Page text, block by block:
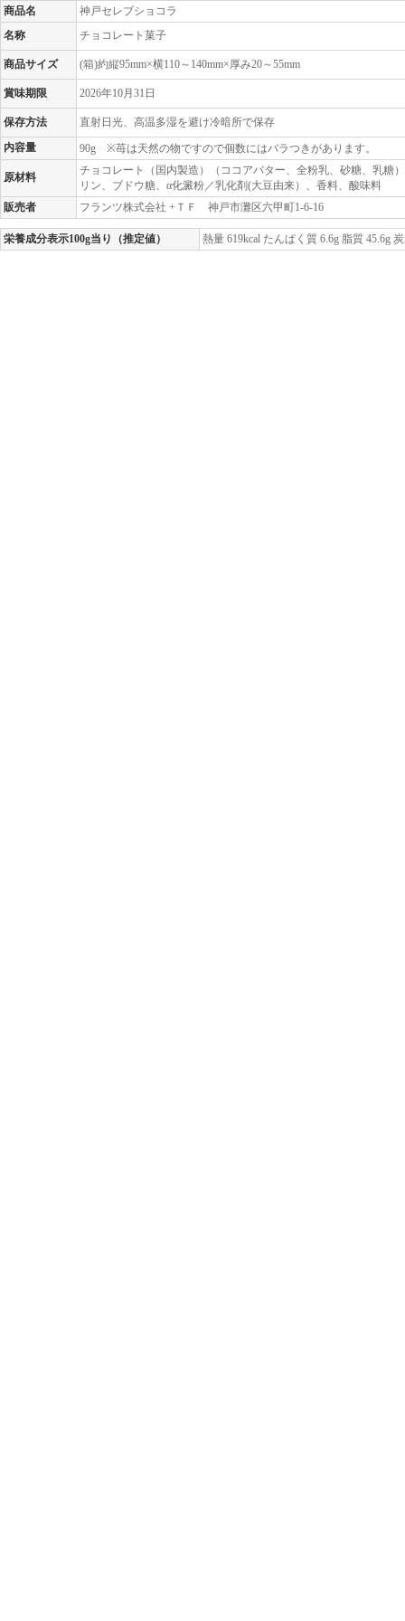
商品名
神戸セレブショコラ
名称
チョコレート菓子
商品サイズ (箱)約縦95mm×横110～140mm×厚み20～55mm
賞味期限 2026年10月31日
保存方法
直射日光、高温多湿を避け冷暗所で保存
内容量
90g ※苺は天然の物ですので個数にはバラつきがあります。
原材料
チョコレート（国内製造）（ココアバター、全粉乳、砂糖、乳糖
リン、ブドウ糖、α化澱粉／乳化剤(大豆由来）、香料、酸味料
販売者
フランツ株式会社 +ＴＦ 神戸市灘区六甲町1-6-16
栄養成分表示100g当り（推定値） 熱量 619kcal たんぱく質 6.6g 脂質 45.6g